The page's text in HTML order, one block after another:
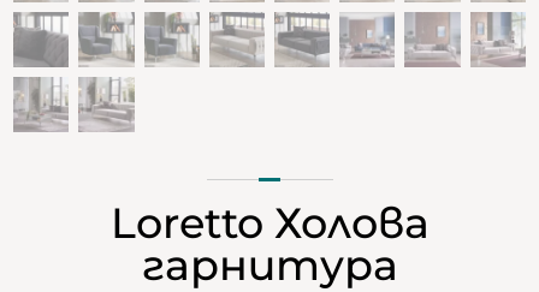
Loretto Холова
гарнитура